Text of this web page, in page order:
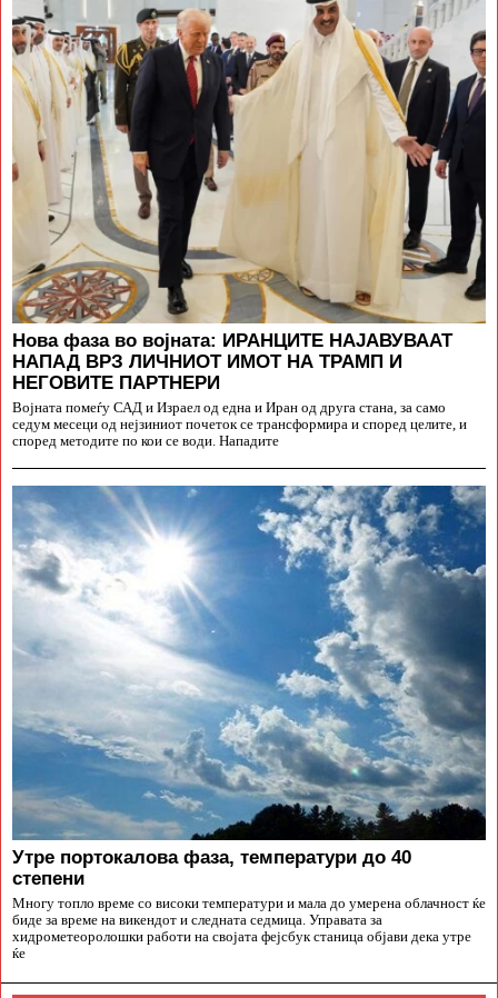
Нова фаза во војната: ИРАНЦИТЕ НАЈАВУВААТ
НАПАД ВРЗ ЛИЧНИОТ ИМОТ НА ТРАМП И
НЕГОВИТЕ ПАРТНЕРИ
Војната помеѓу САД и Израел од една и Иран од друга стана, за само
седум месеци од нејзиниот почеток се трансформира и според целите, и
според методите по кои се води. Нападите
Утре портокалова фаза, температури до 40
степени
Многу топло време со високи температури и мала до умерена облачност ќе
биде за време на викендот и следната седмица. Управата за
хидрометеоролошки работи на својата фејсбук станица објави дека утре
ќе